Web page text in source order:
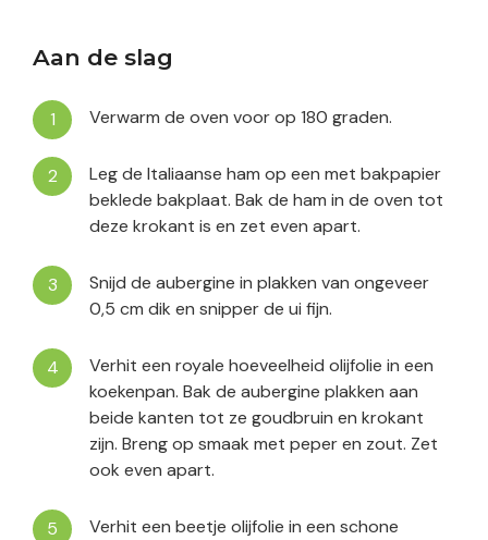
Aan de slag
Verwarm de oven voor op 180 graden.
Leg de Italiaanse ham op een met bakpapier
beklede bakplaat. Bak de ham in de oven tot
deze krokant is en zet even apart.
Snijd de aubergine in plakken van ongeveer
0,5 cm dik en snipper de ui fijn.
Verhit een royale hoeveelheid olijfolie in een
koekenpan. Bak de aubergine plakken aan
beide kanten tot ze goudbruin en krokant
zijn. Breng op smaak met peper en zout. Zet
ook even apart.
Verhit een beetje olijfolie in een schone